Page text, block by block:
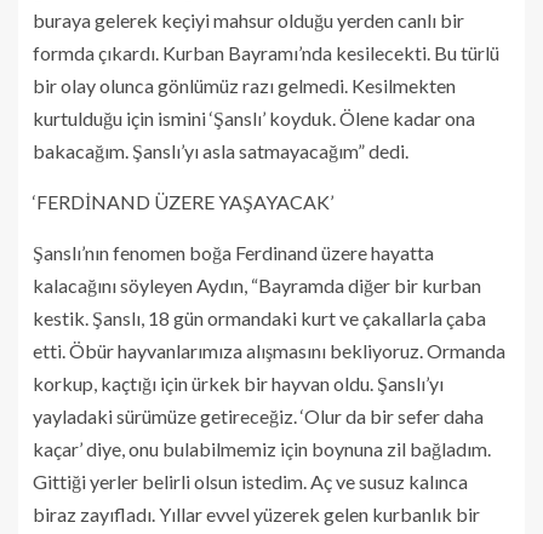
buraya gelerek keçiyi mahsur olduğu yerden canlı bir
formda çıkardı. Kurban Bayramı’nda kesilecekti. Bu türlü
bir olay olunca gönlümüz razı gelmedi. Kesilmekten
kurtulduğu için ismini ‘Şanslı’ koyduk. Ölene kadar ona
bakacağım. Şanslı’yı asla satmayacağım” dedi.
‘FERDİNAND ÜZERE YAŞAYACAK’
Şanslı’nın fenomen boğa Ferdinand üzere hayatta
kalacağını söyleyen Aydın, “Bayramda diğer bir kurban
kestik. Şanslı, 18 gün ormandaki kurt ve çakallarla çaba
etti. Öbür hayvanlarımıza alışmasını bekliyoruz. Ormanda
korkup, kaçtığı için ürkek bir hayvan oldu. Şanslı’yı
yayladaki sürümüze getireceğiz. ‘Olur da bir sefer daha
kaçar’ diye, onu bulabilmemiz için boynuna zil bağladım.
Gittiği yerler belirli olsun istedim. Aç ve susuz kalınca
biraz zayıfladı. Yıllar evvel yüzerek gelen kurbanlık bir